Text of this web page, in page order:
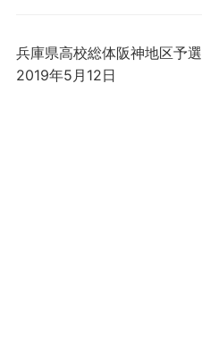
兵庫県高校総体阪神地区予選
2019年5月12日